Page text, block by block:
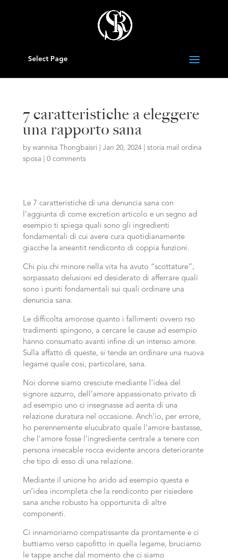
Select Page
7 caratteristiche a eleggere
una rapporto sana
by wannisa Thongbaisri Jan 20, 2024| storia mail ordina
sposa| 0 comments
Le 7 caratteristiche di una denuncia sana con
l’aggiunta di come excretion articolo e un segno ad
esempio ti spiega quali sono gli ingredienti
fondamentali di cui avere cura quotidianamente
giacche la aneantit rendiconto di coppia funzioni.
Chi piu chi minore nella vita ha avuto “scottature”,
sorpassato delusioni ed desiderato di afferrare quali
sono i punti fondamentali sui quali ordinare una
denuncia sana.
Le difficolta amorose quanto i fallimenti ovvero rso
tradimenti spingono, a cercare le cause ad esempio
hanno consumato avanti infine di un intenso amore.
Sulla affatto di queste, si tende an ordinare una nuova
legame quale cosi, particolare, sana.
Noi donne siamo cresciute mediante l’idea del
signore azzurro, dell’amore appassionato privato di
ad esempio uno ci insegnasse ad aenta di una
relazione duratura nel occasione. Anch’io, per errore,
ho perennemente elucubrato quale l’amore bastasse,
che l’amore fosse l’ingrediente centrale a tenere con
persona insecable rocca evidente ancora deteriorante
che tipo di esso di una relazione.
Mediante il unione ho arido ad esempio questa e
un’idea incompleta che la rendiconto per risiedere
sana anche robusto ha opportunita di altre
componenti.
Ci innamoriamo compatissante da prontamente e ci
buttiamo verso capofitto in quella legame, bruciamo
le tappe anche dal momento che ci siamo